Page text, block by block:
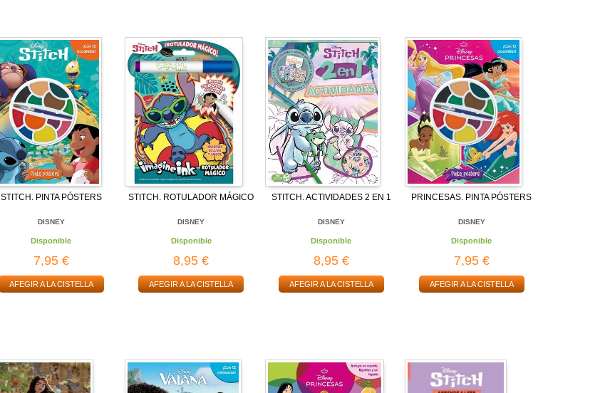
STITCH. PINTA PÓSTERS
DISNEY
Disponible
7,95 €
AFEGIR A LA CISTELLA
STITCH. ROTULADOR MÁGICO
DISNEY
Disponible
8,95 €
AFEGIR A LA CISTELLA
STITCH. ACTIVIDADES 2 EN 1
DISNEY
Disponible
8,95 €
AFEGIR A LA CISTELLA
PRINCESAS. PINTA PÓSTERS
DISNEY
Disponible
7,95 €
AFEGIR A LA CISTELLA